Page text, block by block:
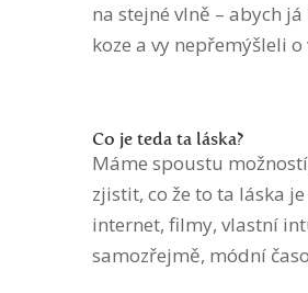
na stejné vlně – abych
koze a vy nepřemýšleli o
Co je teda ta láska?
Máme spoustu
zjistit, co že to ta láska
internet, filmy, vlastní
samozřejmě, módní